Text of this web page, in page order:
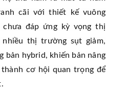
cãi với thiết kế vuông
chưa đáp ứng kỳ vọng thị
thị trường sụt giảm,
bản hybrid, khiến bản nâng
cơ hội quan trọng để